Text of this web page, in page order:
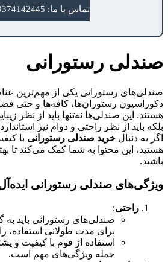
تماس با ما: 09374142445
صندلی رستورانی
صندلی‌های رستورانی یکی از مهم‌ترین
دکوراسیون رستوران‌ها، کافه‌ها و حتی
هستند. این صندلی‌ها نه‌تنها باید از نظر
بلکه باید از نظر راحتی و دوام نیز
اگر به دنبال خرید صندلی رستورانی با
هستید، این محتوا به شما کمک می‌کند تا
باشید.
ویژگی‌های صندلی رستورانی
راحتی:
صندلی‌های رستورانی باید
برای مدت طولانی استفاده،
استفاده از فوم با کیفیت و
جمله ویژگی‌های مهم است.